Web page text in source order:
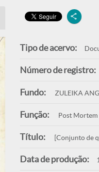
Tipo de acervo:
Número de registro:
Fundo: ZULEIKA
Função: Post Mortem
Título: [Conjunto de
Data de produção: